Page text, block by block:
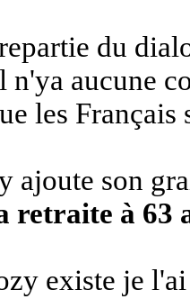
du
n'ya aucune
les Français
ajoute son
retraite à 63
existe je